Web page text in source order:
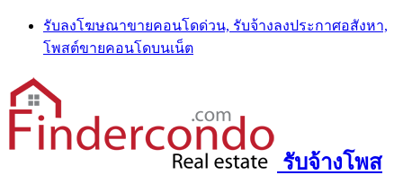
Skip
content
รับลงโฆษณาขายคอนโดด่วน, รับจ้างลงประกาศอสังหา,
โพสต์ขายคอนโดบนเน็ต
รับจ้างโพส